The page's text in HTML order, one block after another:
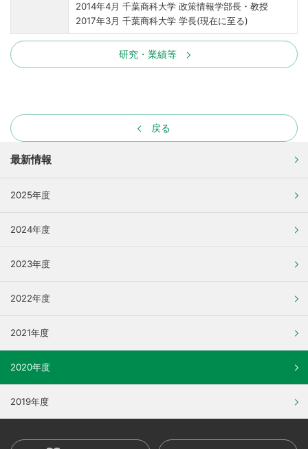
2014年4月 千葉商科大学 政策情報学部長・教授
2017年3月 千葉商科大学 学長(現在に至る)
研究・業績等
戻る
最新情報
2025年度
2024年度
2023年度
2022年度
2021年度
2020年度
2019年度